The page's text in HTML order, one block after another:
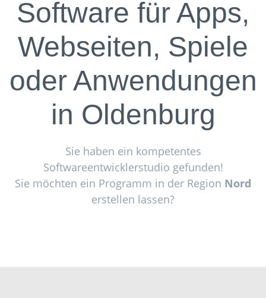
Software für Apps,
Webseiten, Spiele
oder Anwendungen
in Oldenburg
Sie haben ein kompetentes
Softwareentwicklerstudio gefunden!
Sie möchten ein Programm in der Region Nord
erstellen lassen?